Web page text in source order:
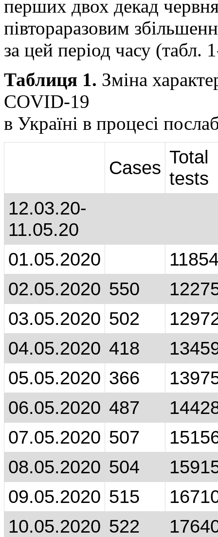
перших двох декад
півтораразовим
за цей період часу (табл.
Таблиця 1. Зміна
COVID-19
в Україні в процесі
Cases
Total
tests
12.03.20-
11.05.20
01.05.2020
02.05.2020 550
03.05.2020 502
04.05.2020 418
05.05.2020 366
06.05.2020 487
07.05.2020 507
08.05.2020 504
09.05.2020 515
10.05.2020 522